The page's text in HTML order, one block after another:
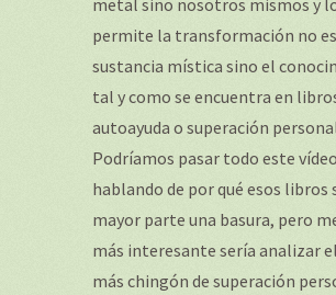
metal sino nosotros mismos y
permite la transformación no
sustancia mística sino el
tal y como se encuentra en
autoayuda o superación
Podríamos pasar todo este vídeo
hablando de por qué esos libros
mayor parte una basura, pero
más interesante sería analizar
más chingón de superación